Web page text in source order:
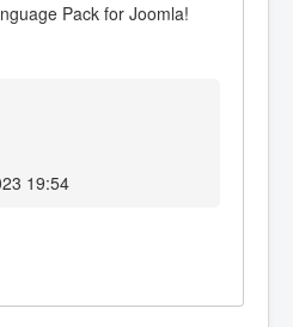
Pack for Joomla!
19:54